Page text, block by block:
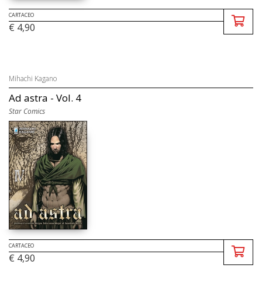
CARTACEO
€ 4,90
Mihachi Kagano
Ad astra - Vol. 4
Star Comics
CARTACEO
€ 4,90